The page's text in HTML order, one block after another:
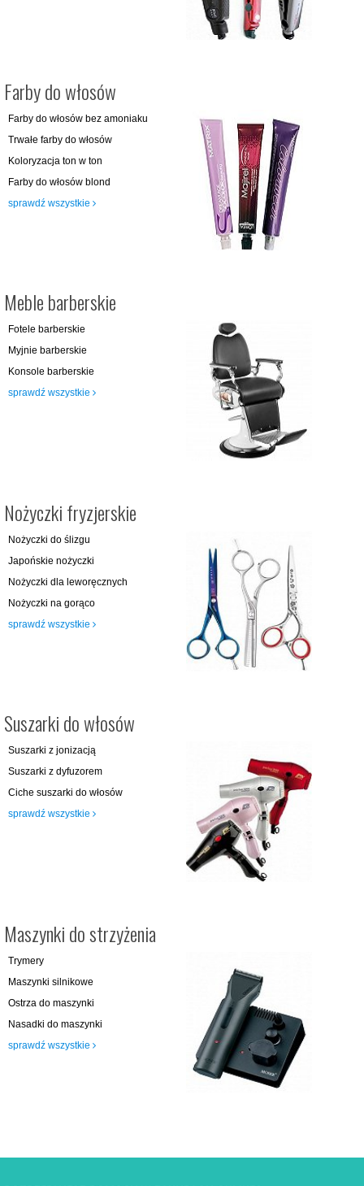
Farby do włosów
Farby do włosów bez amoniaku
Trwałe farby do włosów
Koloryzacja ton w ton
Farby do włosów blond
sprawdź wszystkie
Meble barberskie
Fotele barberskie
Myjnie barberskie
Konsole barberskie
sprawdź wszystkie
Nożyczki fryzjerskie
Nożyczki do ślizgu
Japońskie nożyczki
Nożyczki dla leworęcznych
Nożyczki na gorąco
sprawdź wszystkie
Suszarki do włosów
Suszarki z jonizacją
Suszarki z dyfuzorem
Ciche suszarki do włosów
sprawdź wszystkie
Maszynki do strzyżenia
Trymery
Maszynki silnikowe
Ostrza do maszynki
Nasadki do maszynki
sprawdź wszystkie